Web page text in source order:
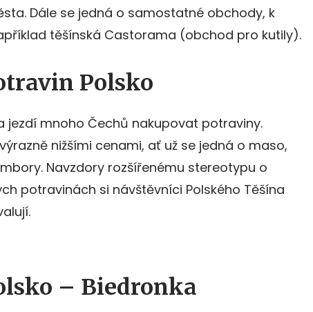
Dále se jedná o samostatné obchody, k
těšínská Castorama (obchod pro kutily).
Polsko
jezdí mnoho Čechů nakupovat potraviny.
nižšími cenami, ať už se jedná o maso,
Navzdory rozšířenému stereotypu o
potravinách si návštěvníci Polského Těšína
– Biedronka